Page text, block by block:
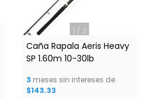
1 / 2
Caña Rapala Aeris Heavy
SP 1.60m 10-30lb
3 meses sin intereses de
$143.33